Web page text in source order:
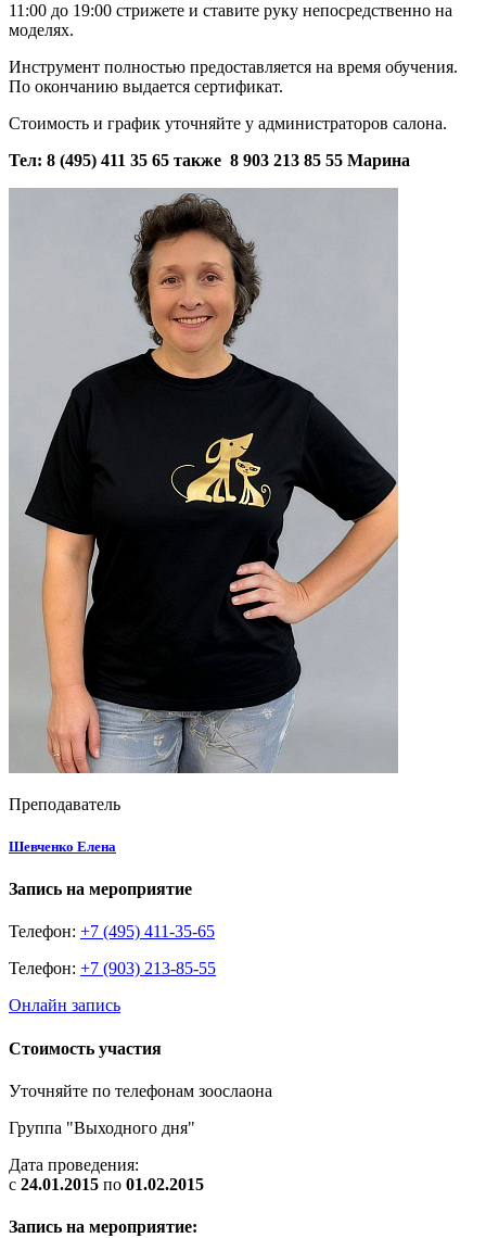
11:00 до 19:00 стрижете и ставите руку непосредственно на
моделях.
Инструмент полностью предоставляется на время обучения.
По окончанию выдается сертификат.
Стоимость и график уточняйте у администраторов салона.
Тел: 8 (495) 411 35 65 также 8 903 213 85 55 Марина
Преподаватель
Шевченко Елена
Запись на мероприятие
Телефон: +7 (495) 411-35-65
Телефон: +7 (903) 213-85-55
Онлайн запись
Стоимость участия
Уточняйте по телефонам зоослаона
Группа "Выходного дня"
Дата проведения:
с 24.01.2015 по 01.02.2015
Запись на мероприятие: